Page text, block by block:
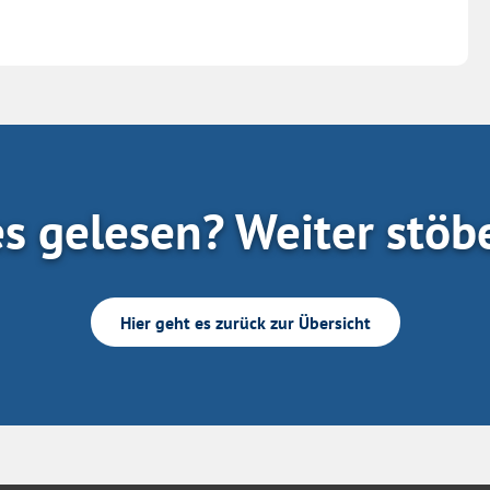
gelesen? Weiter
Hier geht es zurück zur Übersicht